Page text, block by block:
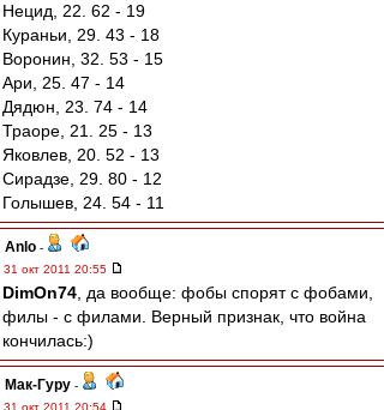
Нецид, 22. 62 - 19
Кураньи, 29. 43 - 18
Воронин, 32. 53 - 15
Ари, 25. 47 - 14
Дядюн, 23. 74 - 14
Траоре, 21. 25 - 13
Яковлев, 20. 52 - 13
Сирадзе, 29. 80 - 12
Голышев, 24. 54 - 11
Anlo -
31 окт 2011 20:55
DimOn74 , да вообще: фобы спорят с фобами,
филы - с филами. Верный признак, что война
кончилась:)
Мак-Гуру -
31 окт 2011 20:54